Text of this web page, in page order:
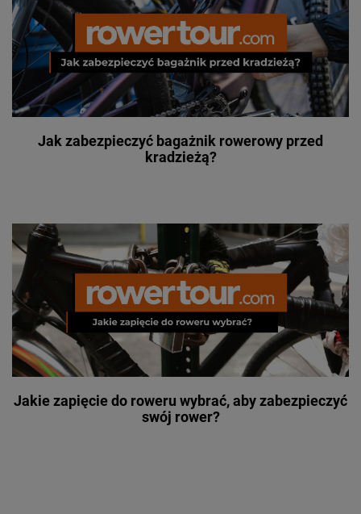
Jak zabezpieczyć bagażnik rowerowy przed
kradzieżą?
Jakie zapięcie do roweru wybrać, aby zabezpieczyć
swój rower?